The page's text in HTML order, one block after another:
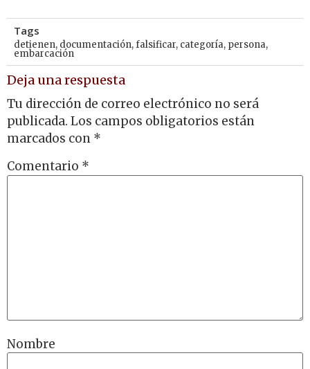
Tags
detienen, documentación,falsificar, categoría, persona,
embarcación
Deja una respuesta
Tu dirección de correo electrónico no será
publicada. Los campos obligatorios están
marcados con *
Comentario *
Nombre